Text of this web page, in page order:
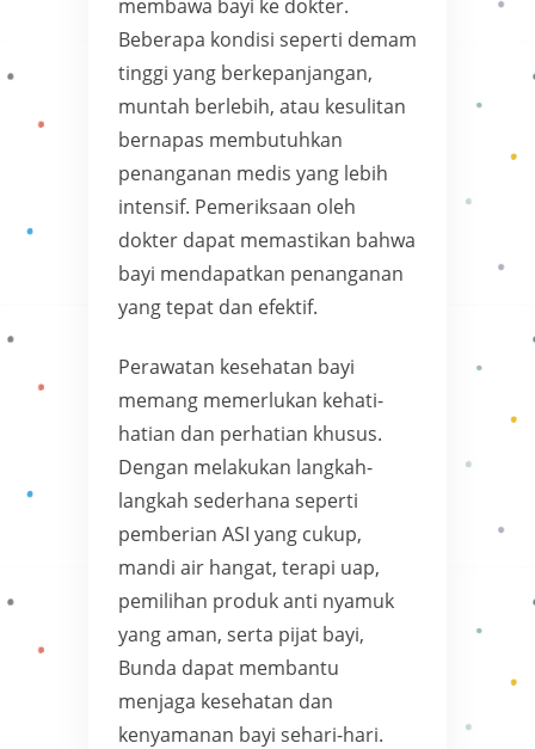
membawa bayi ke dokter.
Beberapa kondisi seperti demam
tinggi yang berkepanjangan,
muntah berlebih, atau kesulitan
bernapas membutuhkan
penanganan medis yang lebih
intensif. Pemeriksaan oleh
dokter dapat memastikan bahwa
bayi mendapatkan penanganan
yang tepat dan efektif.
Perawatan kesehatan bayi
memang memerlukan kehati-
hatian dan perhatian khusus.
Dengan melakukan langkah-
langkah sederhana seperti
pemberian ASI yang cukup,
mandi air hangat, terapi uap,
pemilihan produk anti nyamuk
yang aman, serta pijat bayi,
Bunda dapat membantu
menjaga kesehatan dan
kenyamanan bayi sehari-hari.